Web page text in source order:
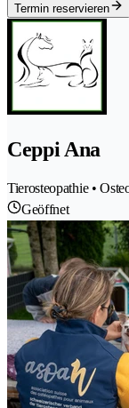
Termin reservieren
Ceppi Ana
Tierosteopathie •
Geöffnet